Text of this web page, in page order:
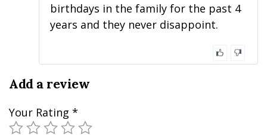
birthdays in the family for the past 4
years and they never disappoint.
Add a review
Your Rating *